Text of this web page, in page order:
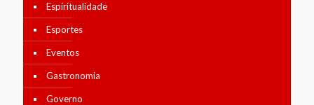
Espiritualidade
Esportes
Eventos
Gastronomia
Governo